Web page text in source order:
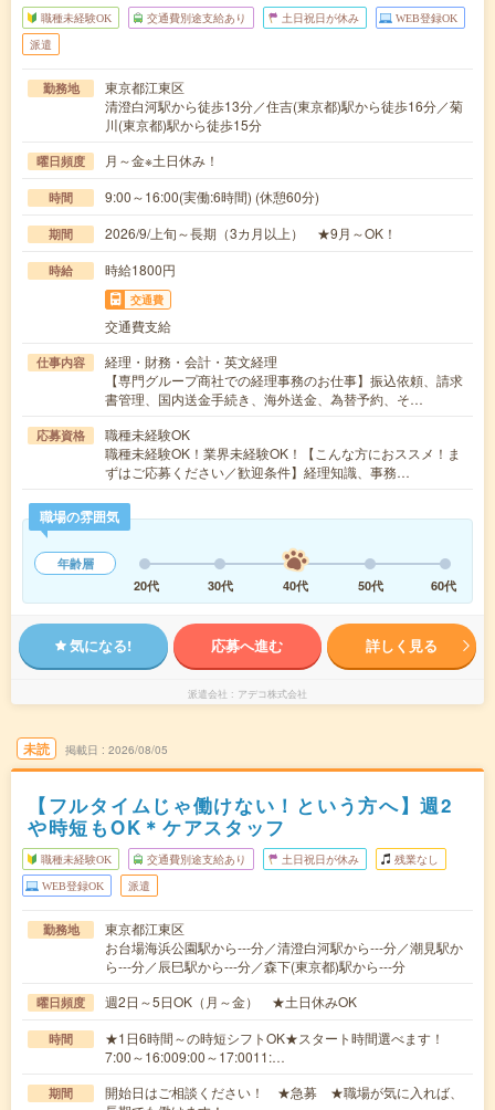
職種未経験OK 交通費別途支給あり 土日祝日が休み WEB登録OK
派遣
勤務地
東京都江東区
清澄白河駅から徒歩13分／住吉(東京都)駅から徒歩16分／菊
川(東京都)駅から徒歩15分
曜日頻度 月～金※土日休み！
時間 9:00～16:00(実働:6時間) (休憩60分)
期間 2026/9/上旬～長期（3カ月以上） ★9月～OK！
時給 時給1800円
交通費
交通費支給
仕事内容
経理・財務・会計・英文経理
【専門グループ商社での経理事務のお仕事】振込依頼、請求
書管理、国内送金手続き、海外送金、為替予約、そ…
応募資格
職種未経験OK
職種未経験OK！業界未経験OK！【こんな方におススメ！ま
ずはご応募ください／歓迎条件】経理知識、事務…
職場の雰囲気
年齢層
20代
30代 40代 50代 60代
気になる! 応募へ進む 詳しく見る
派遣会社 アデコ株式会社
未読 掲載日 2026/08/05
【フルタイムじゃ働けない！という方へ】週2
や時短もOK＊ケアスタッフ
職種未経験OK 交通費別途支給あり 土日祝日が休み 残業なし
WEB登録OK 派遣
勤務地
東京都江東区
お台場海浜公園駅から---分／清澄白河駅から---分／潮見駅か
ら---分／辰巳駅から---分／森下(東京都)駅から---分
曜日頻度 週2日～5日OK（月～金） ★土日休みOK
時間
★1日6時間～の時短シフトOK★スタート時間選べます！
7:00～16:009:00～17:0011:…
期間
開始日はご相談ください！ ★急募 ★職場が気に入れば、